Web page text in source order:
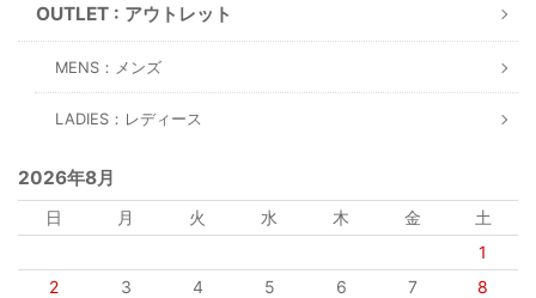
OUTLET : アウトレット
MENS：メンズ
LADIES：レディース
2026年8月
日 月 火 水 木 金
土
1
2
3 4 5 6 7
8